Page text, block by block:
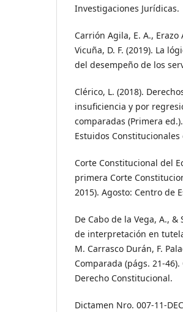
Investigaciones Jurídicas.
Carrión Agila, E. A., Erazo
Vicuña, D. F. (2019). La
del desempeño de los
Clérico, L. (2018).
insuficiencia y por
comparadas (Primera
Estuidos
Corte Constitucional del
primera Corte
2015). Agosto: Centro de
De Cabo de la Vega, A.,
de interpretación en
M. Carrasco Durán, F.
Comparada (págs. 21-
Derecho Constitucional.
Dictamen Nro. 007-11-